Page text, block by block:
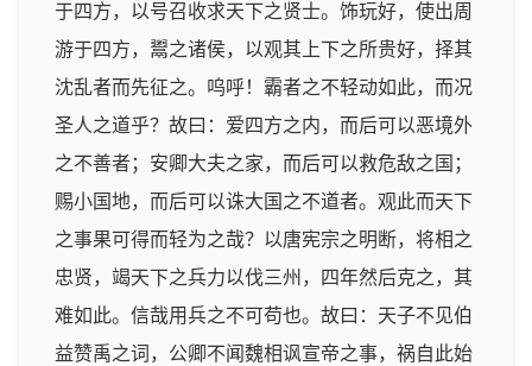
于四方，以号召收求天下之贤士。饰玩好，使出周
游于四方，鬻之诸侯，以观其上下之所贵好，择其
沈乱者而先征之。呜呼！霸者之不轻动如此，而况
圣人之道乎？故曰：爱四方之内，而后可以恶境外
之不善者；安卿大夫之家，而后可以救危敌之国；
赐小国地，而后可以诛大国之不道者。观此而天下
之事果可得而轻为之哉？以唐宪宗之明断，将相之
忠贤，竭天下之兵力以伐三州，四年然后克之，其
难如此。信哉用兵之不可苟也。故曰：天子不见伯
益赞禹之词，公卿不闻魏相讽宣帝之事，祸自此始